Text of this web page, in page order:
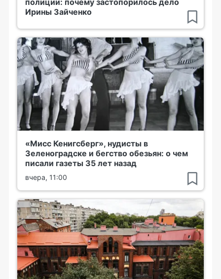
Ирины Зайченко
«Мисс Кенигсберг», нудисты в
Зеленоградске и бегство обезьян: о чем
писали газеты 35 лет назад
вчера, 11:00